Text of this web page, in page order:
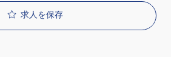
求人を保存